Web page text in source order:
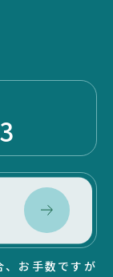
、お手数ですが